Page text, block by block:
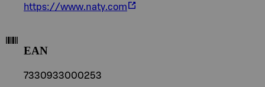
https://www.naty.com
EAN
7330933000253